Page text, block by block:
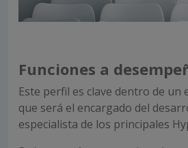
Funciones a
Este perfil es clave dentro de un
que será el encargado del
especialista de los principales